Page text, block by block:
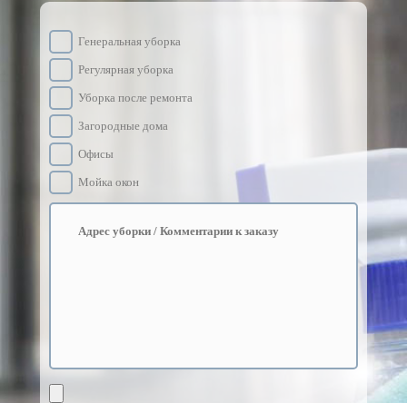
Генеральная уборка
Регулярная уборка
Уборка после ремонта
Загородные дома
Офисы
Мойка окон